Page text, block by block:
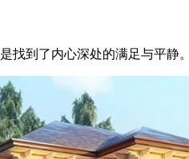
了内心深处的满足与平静